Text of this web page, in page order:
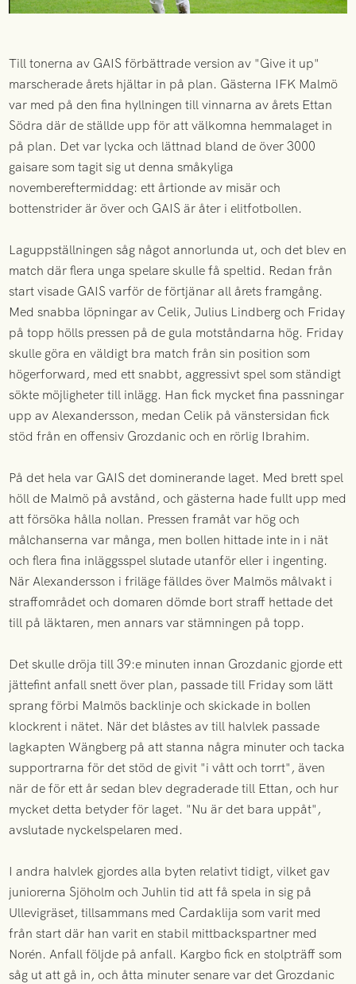
Till tonerna av GAIS förbättrade version av "Give it up"
marscherade årets hjältar in på plan. Gästerna IFK Malmö
var med på den fina hyllningen till vinnarna av årets Ettan
Södra där de ställde upp för att välkomna hemmalaget in
på plan. Det var lycka och lättnad bland de över 3000
gaisare som tagit sig ut denna småkyliga
novembereftermiddag: ett årtionde av misär och
bottenstrider är över och GAIS är åter i elitfotbollen.
Laguppställningen såg något annorlunda ut, och det blev en
match där flera unga spelare skulle få speltid. Redan från
start visade GAIS varför de förtjänar all årets framgång.
Med snabba löpningar av Celik, Julius Lindberg och Friday
på topp hölls pressen på de gula motståndarna hög. Friday
skulle göra en väldigt bra match från sin position som
högerforward, med ett snabbt, aggressivt spel som ständigt
sökte möjligheter till inlägg. Han fick mycket fina passningar
upp av Alexandersson, medan Celik på vänstersidan fick
stöd från en offensiv Grozdanic och en rörlig Ibrahim.
På det hela var GAIS det dominerande laget. Med brett spel
höll de Malmö på avstånd, och gästerna hade fullt upp med
att försöka hålla nollan. Pressen framåt var hög och
målchanserna var många, men bollen hittade inte in i nät
och flera fina inläggsspel slutade utanför eller i ingenting.
När Alexandersson i friläge fälldes över Malmös målvakt i
straffområdet och domaren dömde bort straff hettade det
till på läktaren, men annars var stämningen på topp.
Det skulle dröja till 39:e minuten innan Grozdanic gjorde ett
jättefint anfall snett över plan, passade till Friday som lätt
sprang förbi Malmös backlinje och skickade in bollen
klockrent i nätet. När det blåstes av till halvlek passade
lagkapten Wängberg på att stanna några minuter och tacka
supportrarna för det stöd de givit "i vått och torrt", även
när de för ett år sedan blev degraderade till Ettan, och hur
mycket detta betyder för laget. "Nu är det bara uppåt",
avslutade nyckelspelaren med.
I andra halvlek gjordes alla byten relativt tidigt, vilket gav
juniorerna Sjöholm och Juhlin tid att få spela in sig på
Ullevigräset, tillsammans med Cardaklija som varit med
från start där han varit en stabil mittbackspartner med
Norén. Anfall följde på anfall. Kargbo fick en stolpträff som
såg ut att gå in, och åtta minuter senare var det Grozdanic